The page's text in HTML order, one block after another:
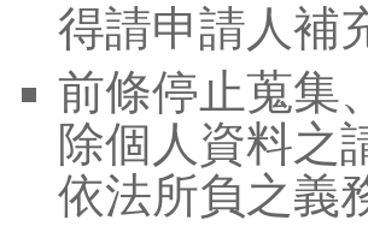
得請申請人補
前條停止蒐集
除個人資料之
依法所負之義